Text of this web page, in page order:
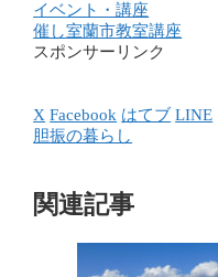
イベント・講座
催し室蘭市教室講座
スポンサーリンク
X Facebook はてブ LINE
胆振の暮らし
関連記事